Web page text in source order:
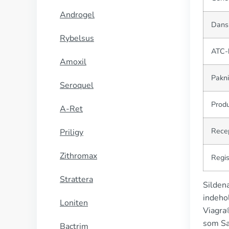
Androgel
Rybelsus
Amoxil
Seroquel
A-Ret
Priligy
Zithromax
Strattera
Loniten
Bactrim
som